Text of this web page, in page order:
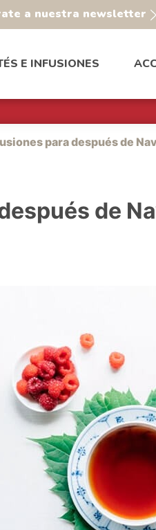
a nuestra newsletter
E INFUSIONES
para después de
de